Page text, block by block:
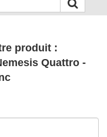
produit :
Quattro -